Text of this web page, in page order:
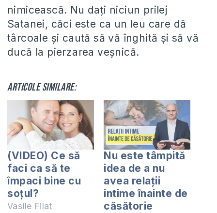
nimicească. Nu dați niciun prilej
Satanei, căci este ca un leu care dă
târcoale și caută să vă înghită și să vă
ducă la pierzarea veșnică.
Articole similare:
(VIDEO) Ce să
faci ca să te
împaci bine cu
soțul?
Vasile Filat
Nu este tâmpită
idea de a nu
avea relații
intime înainte de
căsătorie